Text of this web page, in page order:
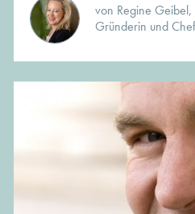
von Regine
Gründerin und